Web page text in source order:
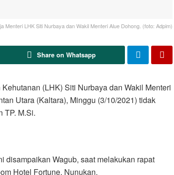
Menteri LHK Siti Nurbaya dan Wakil Menteri Alue Dohong. (foto: Adpim)
Share on Whatsapp
(LHK) Siti Nurbaya dan Wakil Menteri
Utara (Kaltara), Minggu (3/10/2021) tidak
TP. M.Si.
disampaikan Wagub, saat melakukan rapat
Hotel Fortune, Nunukan.